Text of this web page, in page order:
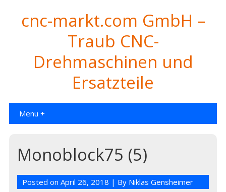
cnc-markt.com GmbH –
Traub CNC-
Drehmaschinen und
Ersatzteile
Menu +
Monoblock75 (5)
Posted onApril 26, 2018 | By Niklas Gensheimer